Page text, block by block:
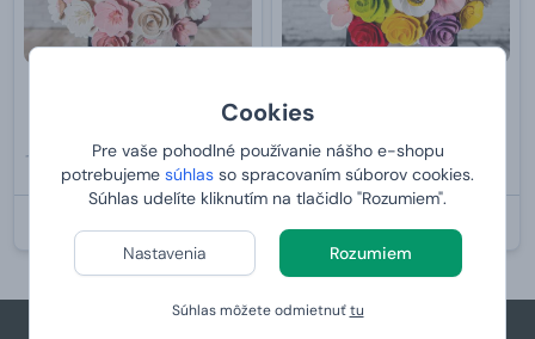
Cookies
Pre vaše pohodlné používanie nášho e-shopu
potrebujeme súhlas so spracovaním súborov cookies.
Súhlas udelíte kliknutím na tlačidlo "Rozumiem".
Nastavenia Rozumiem
Súhlas môžete odmietnuťtu
47,99 €
farieb
63,99 €
od47,99 €